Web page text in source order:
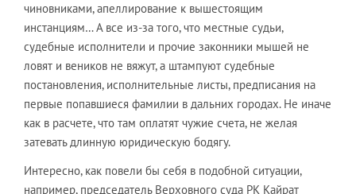
чиновниками, апеллирование к вышестоящим
инстанциям… А все из-за того, что местные судьи,
судебные исполнители и прочие законники мышей не
ловят и веников не вяжут, а штампуют судебные
постановления, исполнительные листы, предписания на
первые попавшиеся фамилии в дальних городах. Не иначе
как в расчете, что там оплатят чужие счета, не желая
затевать длинную юридическую бодягу.
Интересно, как повели бы себя в подобной ситуации,
например, председатель Верховного суда РК Кайрат